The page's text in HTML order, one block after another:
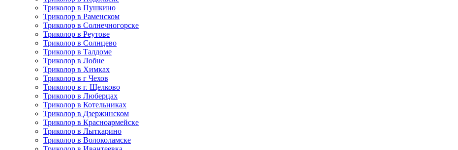
Триколор в Пушкино
Триколор в Раменском
Триколор в Солнечногорске
Триколор в Реутове
Триколор в Солнцево
Триколор в Талдоме
Триколор в Лобне
Триколор в Химках
Триколор в г Чехов
Триколор в г. Щелково
Триколор в Люберцах
Триколор в Котельниках
Триколор в Дзержинском
Триколор в Красноармейске
Триколор в Лыткарино
Триколор в Волоколамске